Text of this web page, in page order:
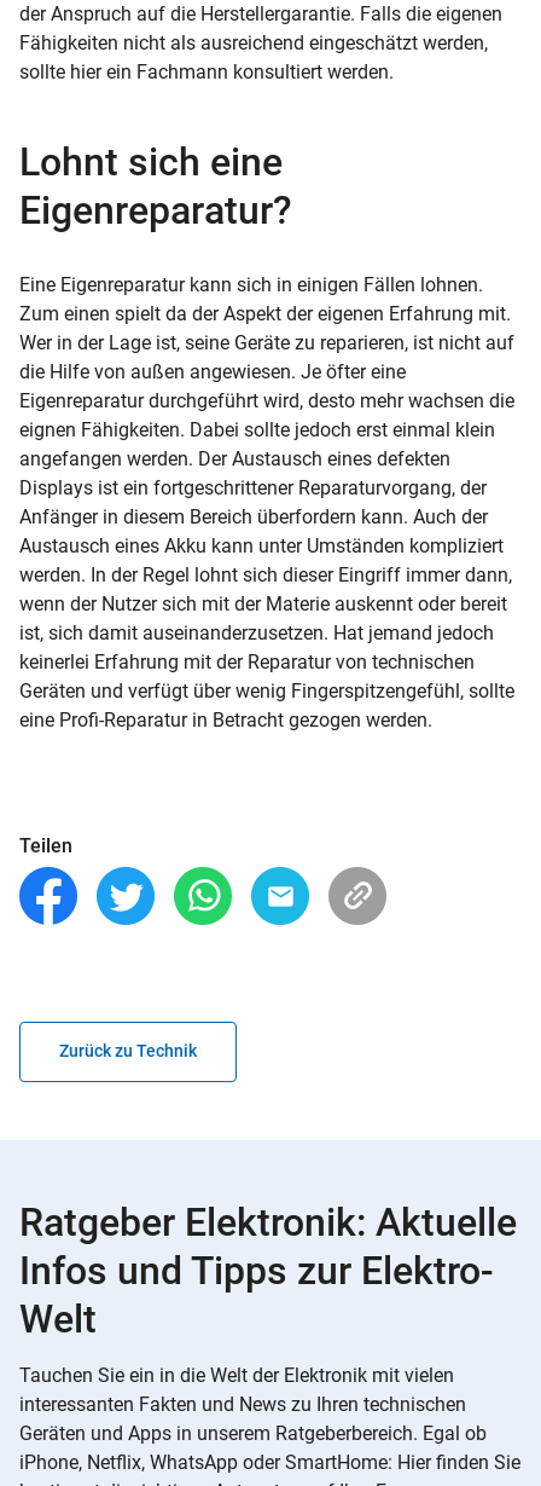
der Anspruch auf die Herstellergarantie. Falls die eigenen
Fähigkeiten nicht als ausreichend eingeschätzt werden,
sollte hier ein Fachmann konsultiert werden.
Lohnt sich eine
Eigenreparatur?
Eine Eigenreparatur kann sich in einigen Fällen lohnen.
Zum einen spielt da der Aspekt der eigenen Erfahrung mit.
Wer in der Lage ist, seine Geräte zu reparieren, ist nicht auf
die Hilfe von außen angewiesen. Je öfter eine
Eigenreparatur durchgeführt wird, desto mehr wachsen die
eignen Fähigkeiten. Dabei sollte jedoch erst einmal klein
angefangen werden. Der Austausch eines defekten
Displays ist ein fortgeschrittener Reparaturvorgang, der
Anfänger in diesem Bereich überfordern kann. Auch der
Austausch eines Akku kann unter Umständen kompliziert
werden. In der Regel lohnt sich dieser Eingriff immer dann,
wenn der Nutzer sich mit der Materie auskennt oder bereit
ist, sich damit auseinanderzusetzen. Hat jemand jedoch
keinerlei Erfahrung mit der Reparatur von technischen
Geräten und verfügt über wenig Fingerspitzengefühl, sollte
eine Profi-Reparatur in Betracht gezogen werden.
Teilen
Zurück zu Technik
Ratgeber Elektronik: Aktuelle
Infos und Tipps zur Elektro-
Welt
Tauchen Sie ein in die Welt der Elektronik mit vielen
interessanten Fakten und News zu Ihren technischen
Geräten und Apps in unserem Ratgeberbereich. Egal ob
iPhone, Netflix, WhatsApp oder SmartHome: Hier finden Sie